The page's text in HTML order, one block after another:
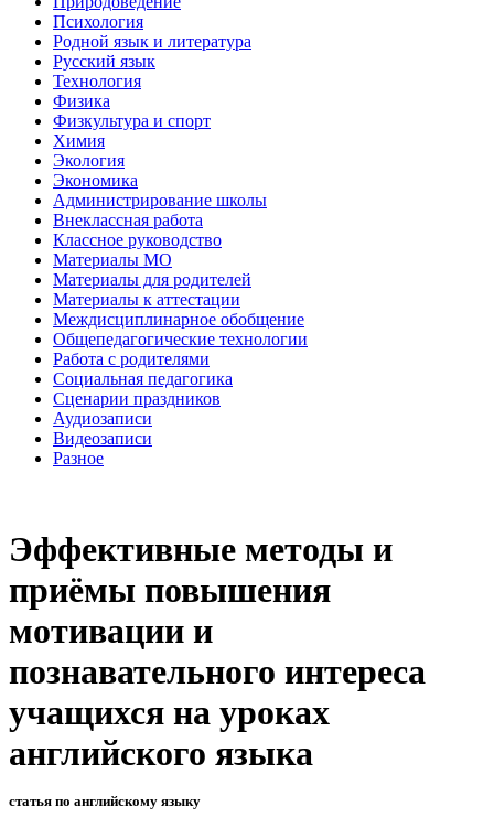
Психология
Родной язык и литература
Русский язык
Технология
Физика
Физкультура и спорт
Химия
Экология
Экономика
Администрирование школы
Внеклассная работа
Классное руководство
Материалы МО
Материалы для родителей
Материалы к аттестации
Междисциплинарное обобщение
Общепедагогические технологии
Работа с родителями
Социальная педагогика
Сценарии праздников
Аудиозаписи
Видеозаписи
Разное
Эффективные методы и
приёмы повышения
мотивации и
познавательного интереса
учащихся на уроках
английского языка
статья по английскому языку